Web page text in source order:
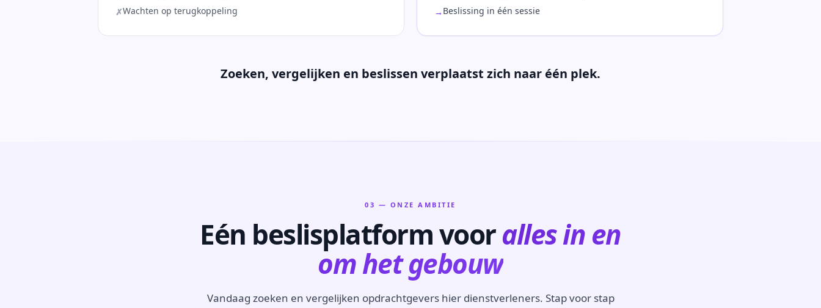
✗Wachten op terugkoppeling
→ Beslissing in één sessie
Zoeken, vergelijken en beslissen verplaatst zich naar één plek.
03 — ONZE AMBITIE
Eén beslisplatform vooralles in en
om het gebouw
Vandaag zoeken en vergelijken opdrachtgevers hier dienstverleners. Stap voor stap